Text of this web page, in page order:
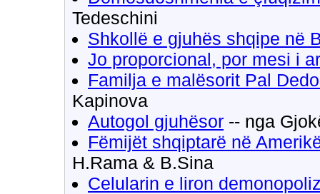
Tedeschini
Shkollë e gjuhës shqipe në
Jo proporcional, por mesi i
Familja e malësorit Pal
Kapinova
Autogol gjuhësor -- nga
Fëmijët shqiptarë në
H.Rama & B.Sina
Celularin e liron